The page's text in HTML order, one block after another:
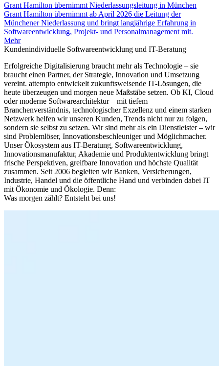
Grant Hamilton übernimmt Niederlassungsleitung in München
Grant Hamilton übernimmt ab April 2026 die Leitung der
Münchener Niederlassung und bringt langjährige Erfahrung in
Softwareentwicklung, Projekt- und Personalmanagement mit.
Mehr
Kundenindividuelle Softwareentwicklung und IT-Beratung
Erfolgreiche Digitalisierung braucht mehr als Technologie – sie
braucht einen Partner, der Strategie, Innovation und Umsetzung
vereint. attempto entwickelt zukunftsweisende IT-Lösungen, die
heute überzeugen und morgen neue Maßstäbe setzen. Ob KI, Cloud
oder moderne Softwarearchitektur – mit tiefem
Branchenverständnis, technologischer Exzellenz und einem starken
Netzwerk helfen wir unseren Kunden, Trends nicht nur zu folgen,
sondern sie selbst zu setzen. Wir sind mehr als ein Dienstleister – wir
sind Problemlöser, Innovationsbeschleuniger und Möglichmacher.
Unser Ökosystem aus IT-Beratung, Softwareentwicklung,
Innovationsmanufaktur, Akademie und Produktentwicklung bringt
frische Perspektiven, greifbare Innovation und höchste Qualität
zusammen. Seit 2006 begleiten wir Banken, Versicherungen,
Industrie, Handel und die öffentliche Hand und verbinden dabei IT
mit Ökonomie und Ökologie. Denn:
Was morgen zählt? Entsteht bei uns!